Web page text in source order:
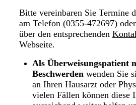
Bitte vereinbaren Sie Termine
am Telefon (0355-472697)
über den entsprechenden
Webseite.
Als Überweisungspatient
Beschwerdenwenden Sie
an Ihren Hausarzt oder
vielen Fällen können diese